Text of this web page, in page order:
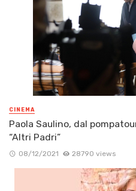
CINEMA
Paola Saulino, dal
“Altri Padri”
08/12/2021 28790 views